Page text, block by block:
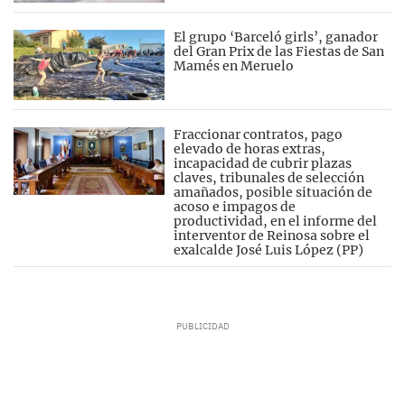
El grupo ‘Barceló girls’, ganador
del Gran Prix de las Fiestas de San
Mamés en Meruelo
Fraccionar contratos, pago
elevado de horas extras,
incapacidad de cubrir plazas
claves, tribunales de selección
amañados, posible situación de
acoso e impagos de
productividad, en el informe del
interventor de Reinosa sobre el
exalcalde José Luis López (PP)